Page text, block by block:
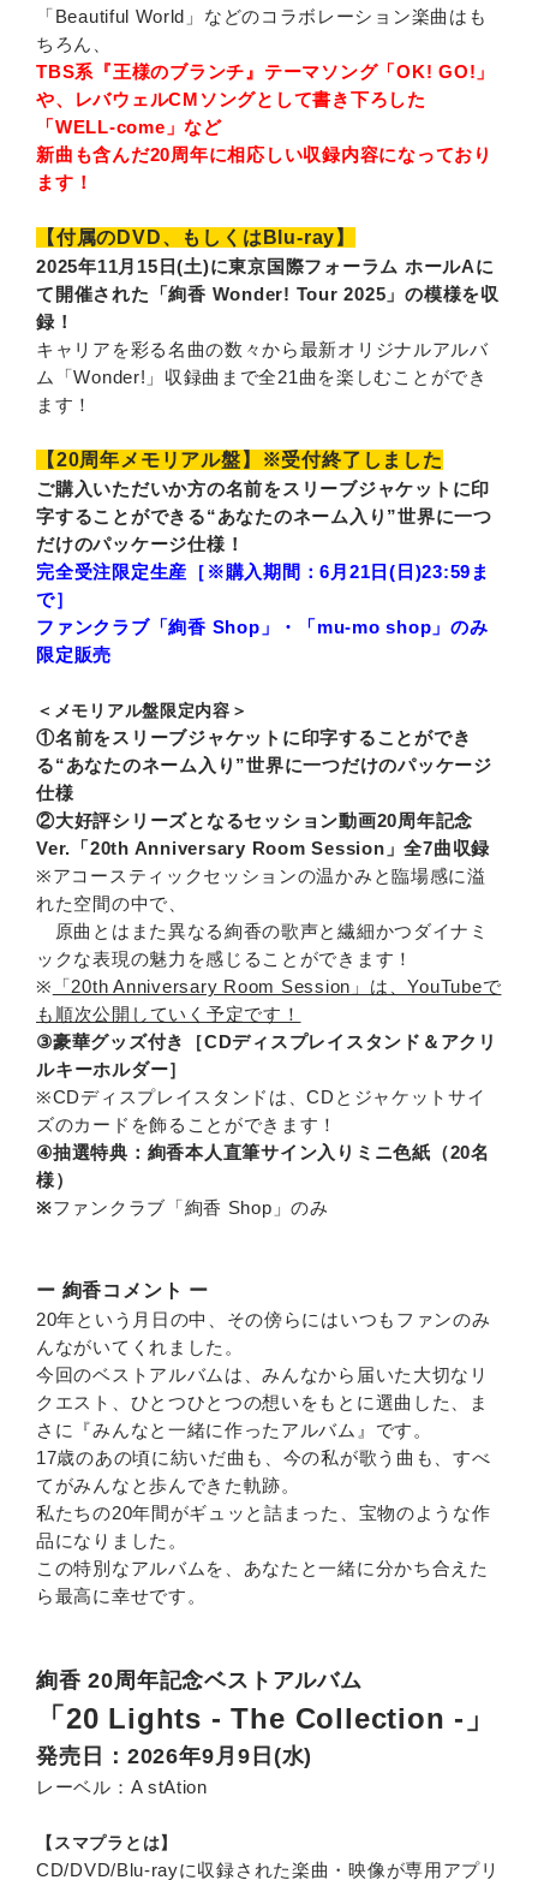
「Beautiful World」などのコラボレーション楽曲はも
ちろん、
TBS系『王様のブランチ』テーマソング「OK! GO!」
や、レバウェルCMソングとして書き下ろした
「WELL-come」など
新曲も含んだ20周年に相応しい収録内容になっており
ます！
【付属のDVD、もしくはBlu-ray】
2025年11月15日(土)に東京国際フォーラム ホールAに
て開催された「絢香 Wonder! Tour 2025」の模様を収
録！
キャリアを彩る名曲の数々から最新オリジナルアルバ
ム「Wonder!」収録曲まで全21曲を楽しむことができ
ます！
【20周年メモリアル盤】※受付終了しました
ご購入いただいか方の名前をスリーブジャケットに印
字することができる“あなたのネーム入り”世界に一つ
だけのパッケージ仕様！
完全受注限定生産［※購入期間：6月21日(日)23:59ま
で］
ファンクラブ「絢香 Shop」・「mu-mo shop」のみ
限定販売
＜メモリアル盤限定内容＞
①名前をスリーブジャケットに印字することができ
る“あなたのネーム入り”世界に一つだけのパッケージ
仕様
②大好評シリーズとなるセッション動画20周年記念
Ver.「20th Anniversary Room Session」全7曲収録
※アコースティックセッションの温かみと臨場感に溢
れた空間の中で、
原曲とはまた異なる絢香の歌声と繊細かつダイナミ
ックな表現の魅力を感じることができます！
※
「20th Anniversary Room Session」は、YouTubeで
も順次公開していく予定です！
③豪華グッズ付き［CDディスプレイスタンド＆アクリ
ルキーホルダー］
※CDディスプレイスタンドは、CDとジャケットサイ
ズのカードを飾ることができます！
④抽選特典：絢香本人直筆サイン入りミニ色紙（20名
様）
※ファンクラブ「絢香 Shop」のみ
ー 絢香コメント ー
20年という月日の中、その傍らにはいつもファンのみ
んながいてくれました。
今回のベストアルバムは、みんなから届いた大切なリ
クエスト、ひとつひとつの想いをもとに選曲した、ま
さに『みんなと一緒に作ったアルバム』です。
17歳のあの頃に紡いだ曲も、今の私が歌う曲も、すべ
てがみんなと歩んできた軌跡。
私たちの20年間がギュッと詰まった、宝物のような作
品になりました。
この特別なアルバムを、あなたと一緒に分かち合えた
ら最高に幸せです。
絢香 20周年記念ベストアルバム
「20 Lights - The Collection -」
発売日：2026年9月9日(水)
レーベル：A stAtion
【スマプラとは】
CD/DVD/Blu-rayに収録された楽曲・映像が専用アプリ